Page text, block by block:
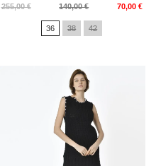
255,00 €
Prix
140,00 € 70,00 €
Prix
36 38 42